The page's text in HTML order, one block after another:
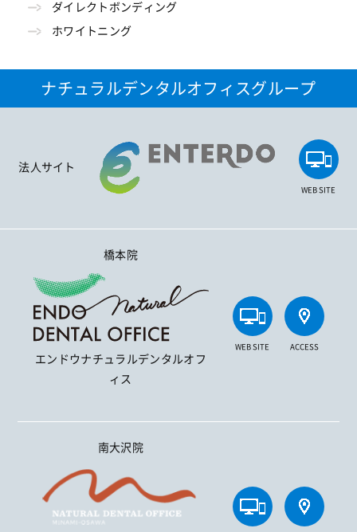
ダイレクトボンディング
ホワイトニング
ナチュラルデンタルオフィスグループ
法人サイト
WEB SITE
橋本院
エンドウナチュラルデンタルオフ
ィス
WEB SITE ACCESS
南大沢院